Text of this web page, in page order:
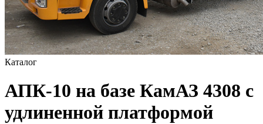
Каталог
АПК-10 на базе КамАЗ 4308 с
удлиненной платформой